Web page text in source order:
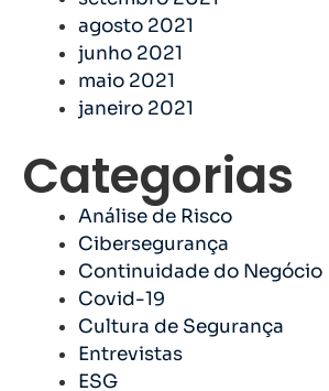
agosto 2021
junho 2021
maio 2021
janeiro 2021
Categorias
Análise de Risco
Cibersegurança
Continuidade do Negócio
Covid-19
Cultura de Segurança
Entrevistas
ESG